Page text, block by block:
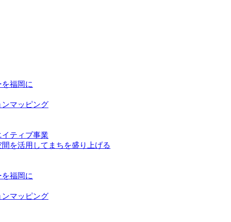
福岡に
マッピング
ティブ事業
間を活用してまちを盛り上げる
福岡に
マッピング